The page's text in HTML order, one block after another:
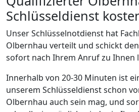
Schlüsseldienst
Unser Schlüsselnotdienst hat
Olbernhau verteilt und schickt
sofort nach Ihrem Anruf zu Ihnen
Innerhalb von 20-30 Minuten ist
unserem Schlüsseldienst schon
Olbernhau auch sein mag, und